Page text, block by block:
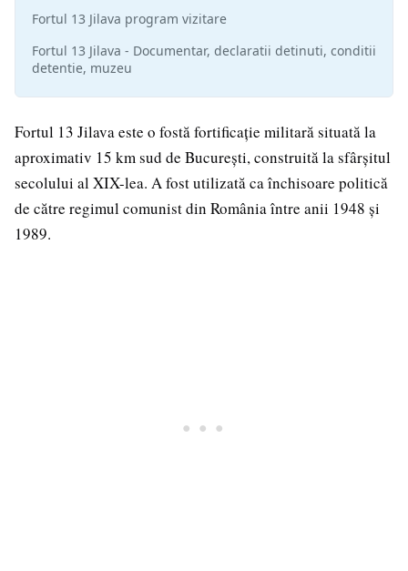
Fortul 13 Jilava este o fostă fortificație militară situată la
aproximativ 15 km sud de București, construită la sfârșitul
secolului al XIX-lea. A fost utilizată ca închisoare politică
de către regimul comunist din România între anii 1948 și
1989.
Fortul 13 Jilava program vizitare
Fortul 13 Jilava - Documentar, declaratii detinuti, conditii
detentie, muzeu